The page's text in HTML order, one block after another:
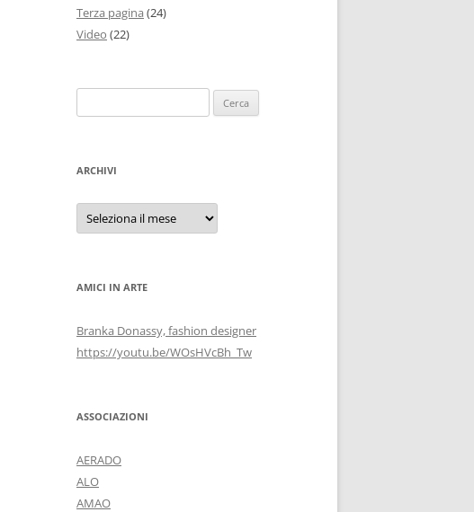
Terza pagina (24)
Video (22)
per:
ARCHIVI
Archivi
AMICI IN ARTE
Branka Donassy, fashion designer
https://youtu.be/WOsHVcBh_Tw
ASSOCIAZIONI
AERADO
ALO
AMAO